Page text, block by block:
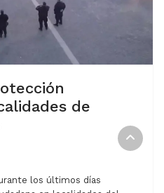
de
los últimos días